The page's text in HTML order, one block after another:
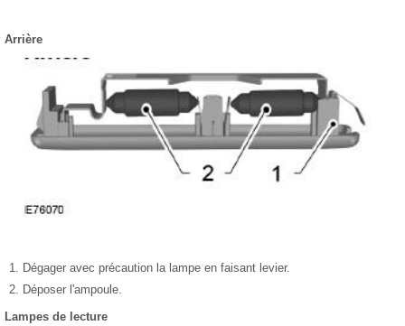
Arrière
Dégager avec précaution la lampe en faisant levier.
Déposer l'ampoule.
Lampes de lecture